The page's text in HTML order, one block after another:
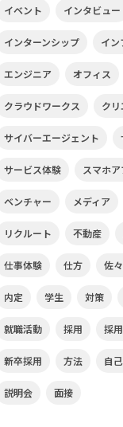
イベント インタビュー
インターンシップ イン
エンジニア オフィス
クラウドワークス ク
サイバーエージェント
サービス体験 スマホア
ベンチャー メディア
リクルート 不動産
仕事体験 仕方 佐
内定 学生 対策
就職活動 採用 採
新卒採用 方法 自
説明会 面接